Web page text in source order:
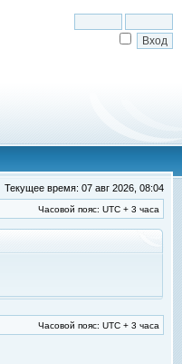
Текущее время: 07 авг 2026, 08:04
Часовой пояс: UTC + 3 часа
Часовой пояс: UTC + 3 часа